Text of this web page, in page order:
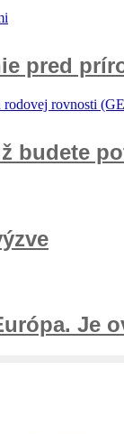
pred
budete
Je